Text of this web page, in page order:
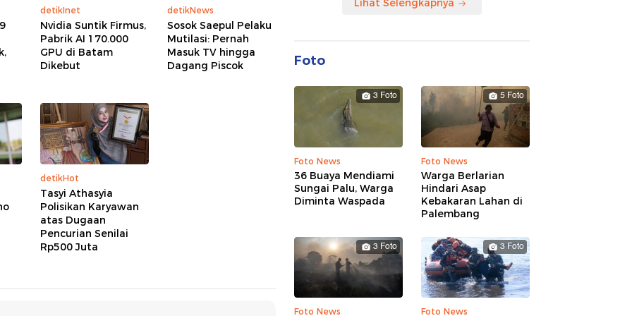
detikInet
Nvidia Suntik Firmus,
Pabrik AI 170.000
GPU di Batam
Dikebut
detikNews
Sosok Saepul Pelaku
Mutilasi: Pernah
Masuk TV hingga
Dagang Piscok
detikHot
Tasyi Athasyia
Polisikan Karyawan
atas Dugaan
Pencurian Senilai
Rp500 Juta
Lihat Selengkapnya
Foto
3 Foto
Foto News
36 Buaya Mendiami
Sungai Palu, Warga
Diminta Waspada
5 Foto
Foto News
Warga Berlarian
Hindari Asap
Kebakaran Lahan di
Palembang
3 Foto
Foto News
3 Foto
Foto News